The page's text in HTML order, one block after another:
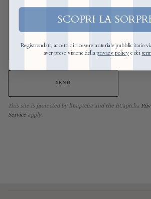
SEND
This site is protected by hCaptcha and the hCaptcha
Service apply.
SCOPRI LA
Registrandoti, accetti di ricevere materiale pubblicitario
aver preso visione dellaprivacy policye dei